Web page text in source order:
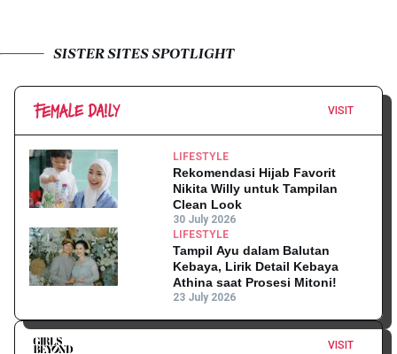
SISTER SITES SPOTLIGHT
VISIT
LIFESTYLE
Rekomendasi Hijab Favorit
Nikita Willy untuk Tampilan
Clean Look
30 July 2026
LIFESTYLE
Tampil Ayu dalam Balutan
Kebaya, Lirik Detail Kebaya
Athina saat Prosesi Mitoni!
23 July 2026
VISIT